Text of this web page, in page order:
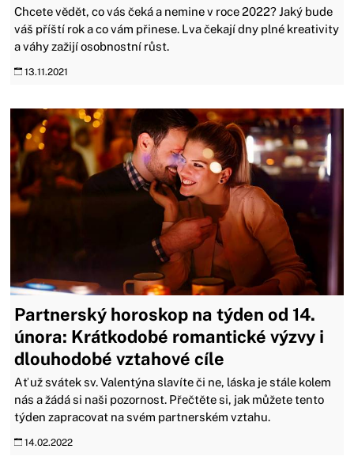
Chcete vědět, co vás čeká a nemine v roce 2022? Jaký bude
váš příští rok a co vám přinese. Lva čekají dny plné kreativity
a váhy zažijí osobnostní růst.
13.11.2021
Partnerský horoskop na týden od 14.
února: Krátkodobé romantické výzvy i
dlouhodobé vztahové cíle
Ať už svátek sv. Valentýna slavíte či ne, láska je stále kolem
nás a žádá si naši pozornost. Přečtěte si, jak můžete tento
týden zapracovat na svém partnerském vztahu.
14.02.2022